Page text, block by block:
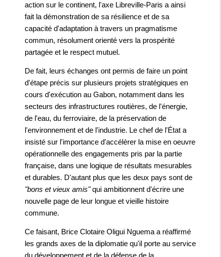
action sur le continent, l'axe Libreville-Paris a ainsi
fait la démonstration de sa résilience et de sa
capacité d'adaptation à travers un pragmatisme
commun, résolument orienté vers la prospérité
partagée et le respect mutuel.
De fait, leurs échanges ont permis de faire un point
d'étape précis sur plusieurs projets stratégiques en
cours d'exécution au Gabon, notamment dans les
secteurs des infrastructures routières, de l'énergie,
de l'eau, du ferroviaire, de la préservation de
l'environnement et de l'industrie. Le chef de l'État a
insisté sur l'importance d'accélérer la mise en oeuvre
opérationnelle des engagements pris par la partie
française, dans une logique de résultats mesurables
et durables. D'autant plus que les deux pays sont de
"bons et vieux amis"qui ambitionnent d'écrire une
nouvelle page de leur longue et vieille histoire
commune.
Ce faisant, Brice Clotaire Oligui Nguema a réaffirmé
les grands axes de la diplomatie qu'il porte au service